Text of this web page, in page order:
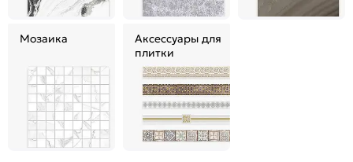
Мозаика
Аксессуары для
плитки